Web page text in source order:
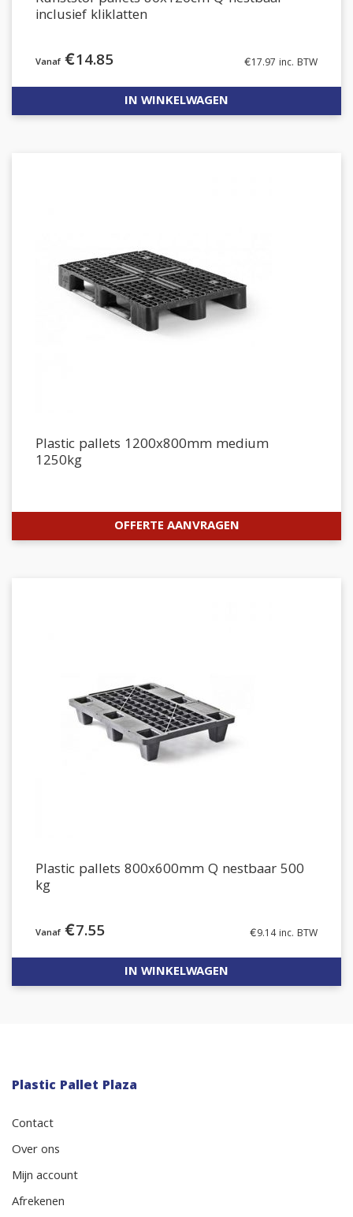
inclusief kliklatten
€14.85 €17.97 inc. BTW
IN WINKELWAGEN
Plastic pallets 1200x800mm medium
1250kg
OFFERTE AANVRAGEN
Plastic pallets 800x600mm Q nestbaar 500
kg
€7.55 €9.14inc. BTW
IN WINKELWAGEN
Plastic Pallet Plaza
Contact
Over ons
Mijn account
Afrekenen